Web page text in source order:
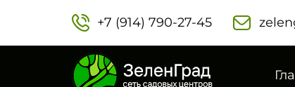
+7 (914) 790-27-45‬